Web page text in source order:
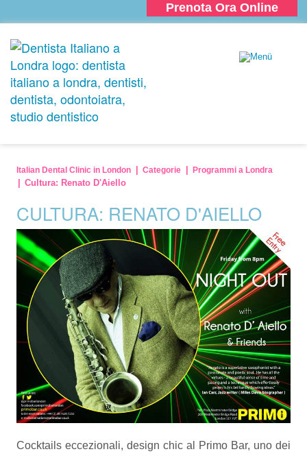
Prenota Ora Online
Italian Dental Clinic in London Categorie Programmi a Londra
Cultura: Renato D'Aiello
CULTURA: RENATO D'AIELLO
Cocktails eccezionali, design chic al Primo Bar, uno dei